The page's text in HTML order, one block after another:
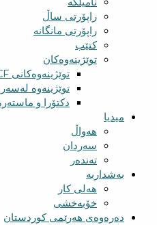
راپۆرتی ساڵ
راپۆرتی مانگانە
کتێب
توێژینەوەکان
توێژینەوەکانی BCF​
توێژینەوە
دکتۆرا و
میدیا
‌‌هەواڵ
سه‌ردان
تەندەر
بەشداربە
هەلی کار
خۆبەخشی
دەرەوەی هەرێمی کوردستان